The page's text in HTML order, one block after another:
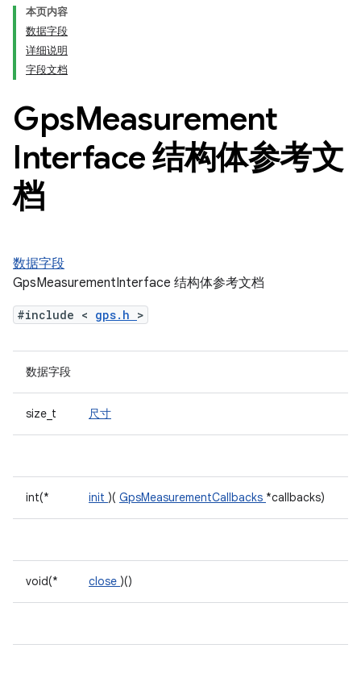
本页内容
数据字段
详细说明
字段文档
GpsMeasurement
Interface 结构体参考文
档
数据字段
GpsMeasurementInterface 结构体参考文档
#include < gps.h >
数据字段
size_t 尺寸
int(* init )( GpsMeasurementCallbacks *callbacks)
void(* close )()